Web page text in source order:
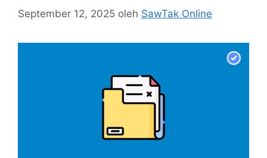
September 12, 2025 oleh SawTak Online